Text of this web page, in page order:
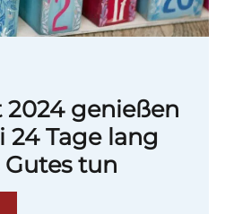
2024 genießen
24 Tage lang
tun